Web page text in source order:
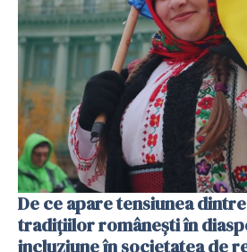
De ce apare tensiunea
tradițiilor românești în
incluziune în societatea de